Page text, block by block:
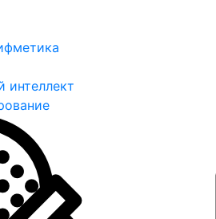
интеллект